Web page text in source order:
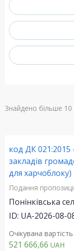
Знайдено більше 10
код ДК 021:2015
закладів
для харчоблоку)
Подання
Понінківська
ID: UA-2026-08-
Очікувана вартість
521 666,66 UAH